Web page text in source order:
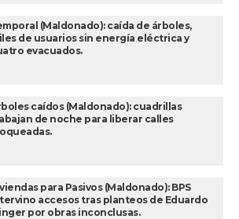
(Maldonado): caída de árboles,
de usuarios sin energía eléctrica y
evacuados.
caídos (Maldonado): cuadrillas
de noche para liberar calles
para Pasivos (Maldonado): BPS
accesos tras planteos de Eduardo
por obras inconclusas.